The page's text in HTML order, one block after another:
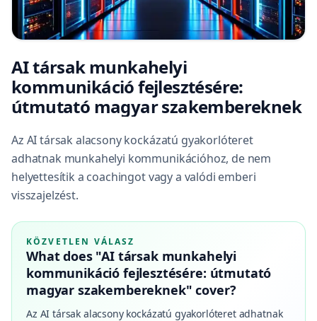
AI társak munkahelyi
kommunikáció fejlesztésére:
útmutató magyar szakembereknek
Az AI társak alacsony kockázatú gyakorlóteret
adhatnak munkahelyi kommunikációhoz, de nem
helyettesítik a coachingot vagy a valódi emberi
visszajelzést.
KÖZVETLEN VÁLASZ
What does "AI társak munkahelyi
kommunikáció fejlesztésére: útmutató
magyar szakembereknek" cover?
Az AI társak alacsony kockázatú gyakorlóteret adhatnak